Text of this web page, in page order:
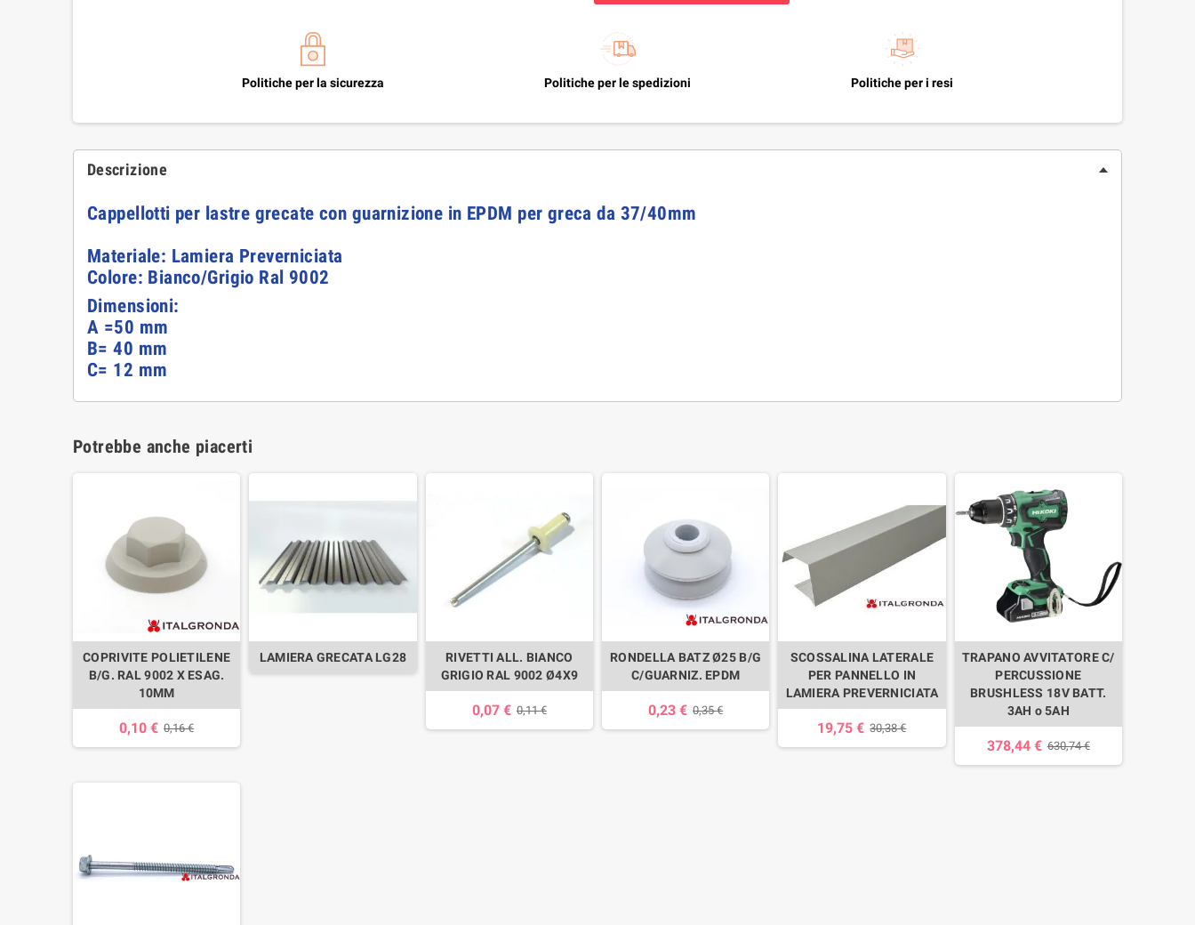
Politiche per la sicurezza Politiche per le spedizioni Politiche per i resi
Descrizione
Cappellotti per lastre grecate con guarnizione in EPDM per greca da 37/40mm
Materiale: Lamiera Preverniciata
Colore: Bianco/Grigio Ral 9002
Dimensioni:
A =50 mm
B= 40 mm
C= 12 mm
Potrebbe anche piacerti
COPRIVITE POLIETILENE
B/G. RAL 9002 X ESAG.
10MM
0,10 € 0,16 €
LAMIERA GRECATA LG28
RIVETTI ALL. BIANCO
GRIGIO RAL 9002 Ø4X9
0,07 € 0,11 €
RONDELLA BATZ Ø25 B/G
C/GUARNIZ. EPDM
0,23 € 0,35 €
SCOSSALINA LATERALE
PER PANNELLO IN
LAMIERA PREVERNICIATA
19,75 € 30,38 €
TRAPANO AVVITATORE C/
PERCUSSIONE
BRUSHLESS 18V BATT.
3AH o 5AH
378,44 € 630,74 €